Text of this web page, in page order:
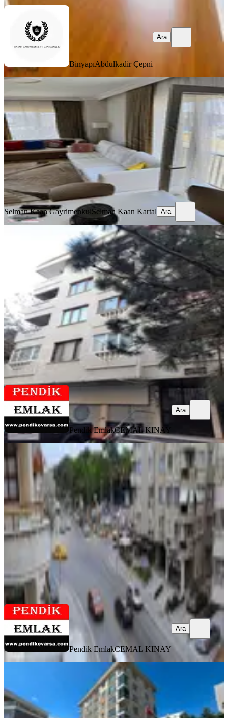
BinyapıAbdulkadir Çepni
Ara
YENİ
Pendik Harmandere2-1 Kiralık Daire
100 m²· 07.08.2026
58.000 ₺
Selman Kaan Gayrimenkul Selman Kaan Kartal
Ara
Selman Kaan GayrimenkulSelman Kaan Kartal Ara
Pendik Uzmanı Cemal Kınay'dan
Batı Mah. Kiralık 3+1 Daire
Pendik, Batı Mahallesi
3+1· 125 m²·5. Kat· 07.08.2026
40.000 ₺
Pendik Emlak CEMAL KINAY
Ara
Pendik EmlakCEMAL KINAY
Ara
Pendik Uzmanı Cemal Kınay'dan
Batı Mah. Kiralık Daire
Pendik, Batı Mahallesi
3+1 ·125 m² ·3. Kat· 07.08.2026
41.000 ₺
Pendik Emlak
Ara
Pendik EmlakCEMAL KINAY
Ara
Bahçe Katı Site İçi Kiralık 1+1 Daire
Pendik, Çınardere Mahallesi
· 60 m²·Bahçe katı ·07.08.2026